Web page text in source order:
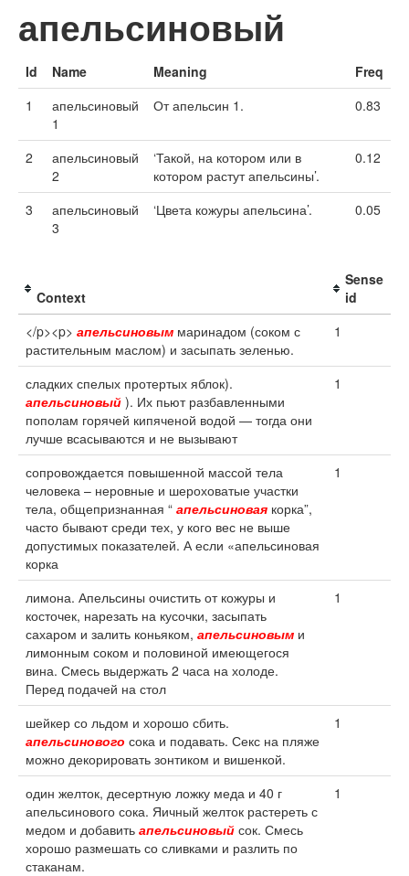
апельсиновый
Id Name Meaning
Freq
1
апельсиновый
1
От апельсин 1. 0.83
2
апельсиновый
2
‘Такой, на котором или в
котором растут апельсины’.
0.12
3
апельсиновый
3
‘Цвета кожуры апельсина’. 0.05
Context
Sense
id
</p><p> апельсиновым маринадом (соком с
растительным маслом) и засыпать зеленью.
1
сладких спелых протертых яблок).
апельсиновый ). Их пьют разбавленными
пополам горячей кипяченой водой — тогда они
лучше всасываются и не вызывают
1
сопровождается повышенной массой тела
человека – неровные и шероховатые участки
тела, общепризнанная “ апельсиновая корка”,
часто бывают среди тех, у кого вес не выше
допустимых показателей. А если «апельсиновая
корка
1
лимона. Апельсины очистить от кожуры и
косточек, нарезать на кусочки, засыпать
сахаром и залить коньяком, апельсиновым и
лимонным соком и половиной имеющегося
вина. Смесь выдержать 2 часа на холоде.
Перед подачей на стол
1
шейкер со льдом и хорошо сбить.
апельсинового сока и подавать. Секс на пляже
можно декорировать зонтиком и вишенкой.
1
один желток, десертную ложку меда и 40 г
апельсинового сока. Яичный желток растереть с
медом и добавить апельсиновый сок. Смесь
хорошо размешать со сливками и разлить по
стаканам.
1